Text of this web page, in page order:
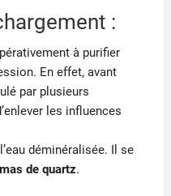
:
à purifier
En effet, avant
par plusieurs
les influences
déminéralisée. Il se
de quartz.